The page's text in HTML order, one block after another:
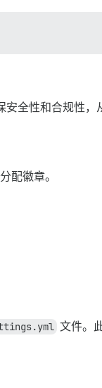
全性和合规性，
配徽章。
文件。